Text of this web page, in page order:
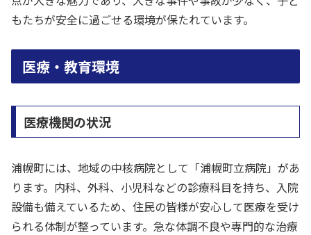
もたちが安全に過ごせる環境が保たれています。
医療・教育環境
医療機関の状況
浦幌町には、地域の中核病院として「浦幌町立病院」があ
ります。内科、外科、小児科などの診療科目を持ち、入院
設備も備えているため、住民の皆様が安心して医療を受け
られる体制が整っています。急な体調不良や専門的な治療